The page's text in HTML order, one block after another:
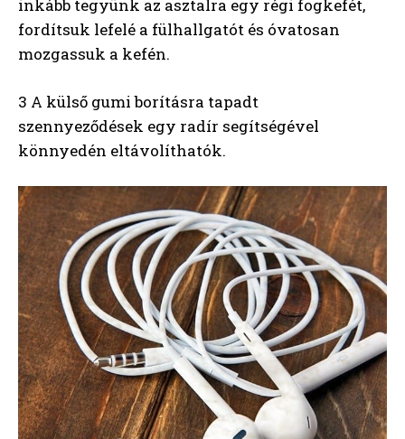
inkább tegyünk az asztalra egy régi fogkefét,
fordítsuk lefelé a fülhallgatót és óvatosan
mozgassuk a kefén.
3 A külső gumi borításra tapadt
szennyeződések egy radír segítségével
könnyedén eltávolíthatók.